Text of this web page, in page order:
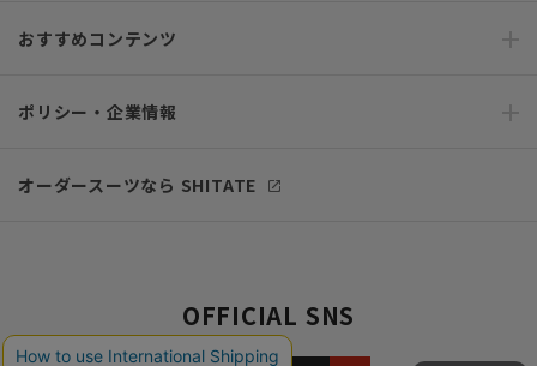
おすすめコンテンツ
ポリシー・企業情報
オーダースーツなら SHITATE
OFFICIAL SNS